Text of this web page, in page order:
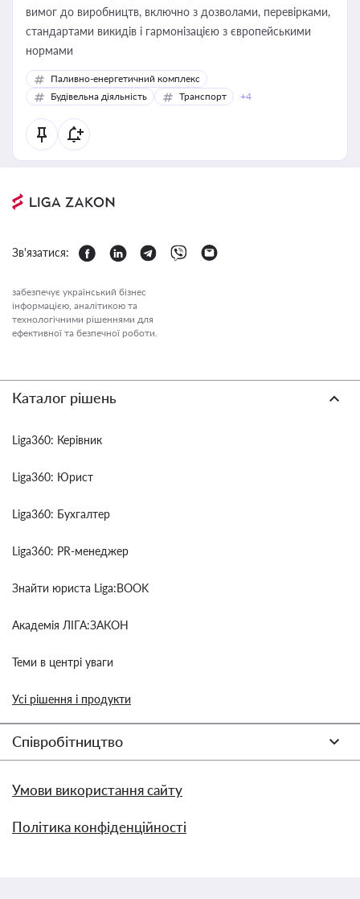
вимог до виробництв, включно з дозволами, перевірками,
стандартами викидів і гармонізацією з європейськими
нормами
Паливно-енергетичний комплекс
Будівельна діяльність
Транспорт +4
Зв'язатися:
забезпечує український бізнес
інформацією, аналітикою та
технологічними рішеннями для
ефективної та безпечної роботи.
Каталог рішень
Liga360: Керівник
Liga360: Юрист
Liga360: Бухгалтер
Liga360: PR-менеджер
Знайти юриста Liga:BOOK
Академія ЛІГА:ЗАКОН
Теми в центрі уваги
Усі рішення і продукти
Співробітництво
Умови використання сайту
Політика конфіденційності